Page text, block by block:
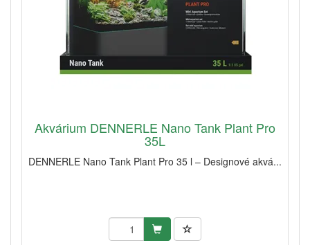
Akvárium DENNERLE Nano Tank Plant Pro
35L
DENNERLE Nano Tank Plant Pro 35 l – Designové akvá...